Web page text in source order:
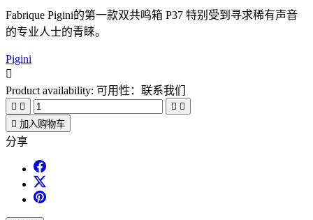
Fabrique Pigini的第一款双共鸣箱 P37 特别受到寻求稀有声音
的专业人士的青睐。
Pigini

Product availability: 可用性：联系我们
   
 加入购物车
分享